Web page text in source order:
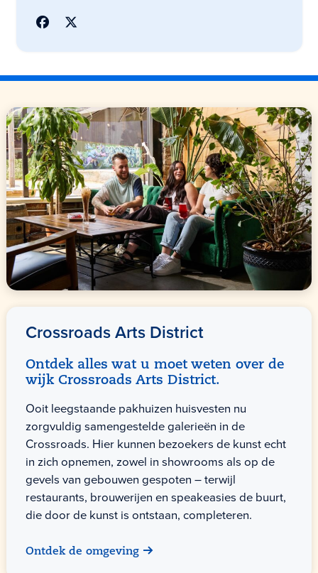
Crossroads Arts District
Ontdek alles wat u moet weten over de
wijk Crossroads Arts District.
Ooit leegstaande pakhuizen huisvesten nu
zorgvuldig samengestelde galerieën in de
Crossroads. Hier kunnen bezoekers de kunst echt
in zich opnemen, zowel in showrooms als op de
gevels van gebouwen gespoten – terwijl
restaurants, brouwerijen en speakeasies de buurt,
die door de kunst is ontstaan, completeren.
Ontdek de omgeving